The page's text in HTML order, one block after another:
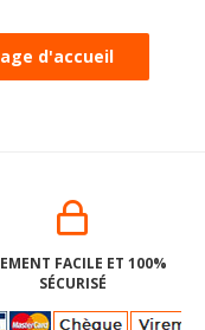
FACILE ET 100%
SÉCURISÉ